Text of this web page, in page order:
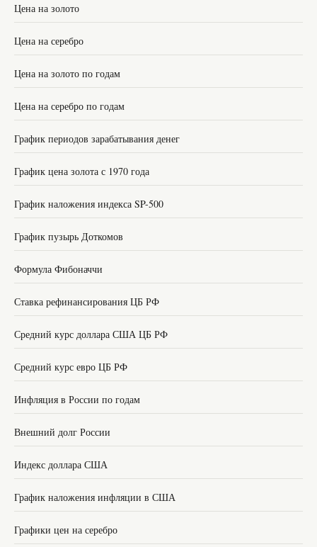
Цена на золото
Цена на серебро
Цена на золото по годам
Цена на серебро по годам
График периодов зарабатывания денег
График цена золота с 1970 года
График наложения индекса SP-500
График пузырь Доткомов
Формула Фибоначчи
Ставка рефинансирования ЦБ РФ
Средний курс доллара США ЦБ РФ
Средний курс евро ЦБ РФ
Инфляция в России по годам
Внешний долг России
Индекс доллара США
График наложения инфляции в США
Графики цен на серебро